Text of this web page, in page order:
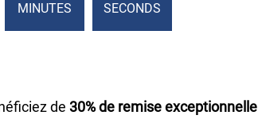
MINUTES SECONDS
de 30% de remise exceptionnelle